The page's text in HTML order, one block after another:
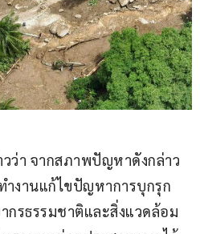
ว่า จากสภาพปัญหาดังกล่าว
งานแก้ไขปัญหาการบุกรุก
กรธรรมชาติและสิ่งแวดล้อม